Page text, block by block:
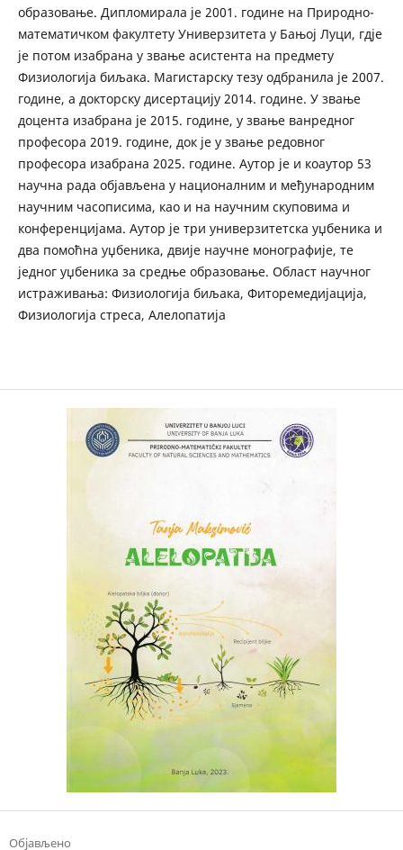
образовање. Дипломирала је 2001. године на Природно-
математичком факултету Универзитета у Бањој Луци, гдје
је потом изабрана у звање асистента на предмету
Физиологија биљака. Магистарску тезу одбранила је 2007.
године, а докторску дисертацију 2014. године. У звање
доцента изабрана је 2015. године, у звање ванредног
професора 2019. године, док је у звање редовног
професора изабрана 2025. године. Аутор је и коаутор 53
научна рада објављена у националним и међународним
научним часописима, као и на научним скуповима и
конференцијама. Аутор је три универзитетска уџбеника и
два помоћна уџбеника, двије научне монографије, те
једног уџбеника за средње образовање. Област научног
истраживања: Физиологија биљака, Фиторемедијација,
Физиологија стреса, Алелопатија
Објављено